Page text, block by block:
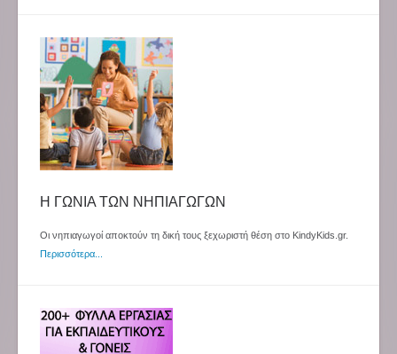
Η ΓΩΝΙΑ ΤΩΝ ΝΗΠΙΑΓΩΓΩΝ
Οι νηπιαγωγοί αποκτούν τη δική τους ξεχωριστή θέση στο KindyKids.gr.
Περισσότερα...